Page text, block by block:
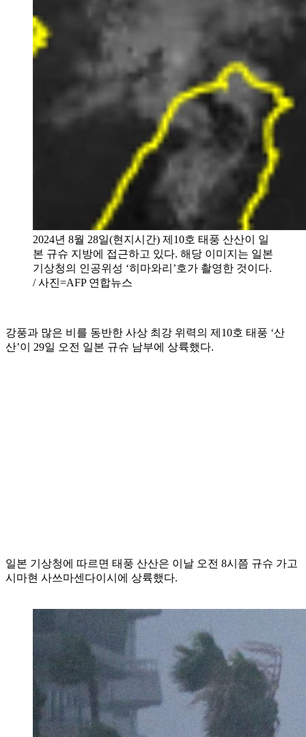
2024년 8월 28일(현지시간) 제10호 태풍 산산이 일
본 규슈 지방에 접근하고 있다. 해당 이미지는 일본
기상청의 인공위성 ‘히마와리’호가 촬영한 것이다.
/ 사진=AFP 연합뉴스
강풍과 많은 비를 동반한 사상 최강 위력의 제10호 태풍 ‘산
산’이 29일 오전 일본 규슈 남부에 상륙했다.
일본 기상청에 따르면 태풍 산산은 이날 오전 8시쯤 규슈 가고
시마현 사쓰마센다이시에 상륙했다.